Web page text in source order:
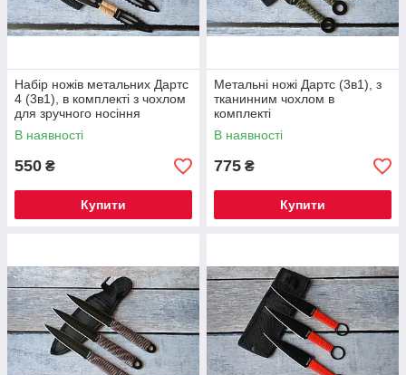
Набір ножів метальних Дартс
4 (3в1), в комплекті з чохлом
для зручного носіння
В наявності
550 ₴
Купити
Метальні ножі Дартс (3в1), з
тканинним чохлом в
комплекті
В наявності
775 ₴
Купити